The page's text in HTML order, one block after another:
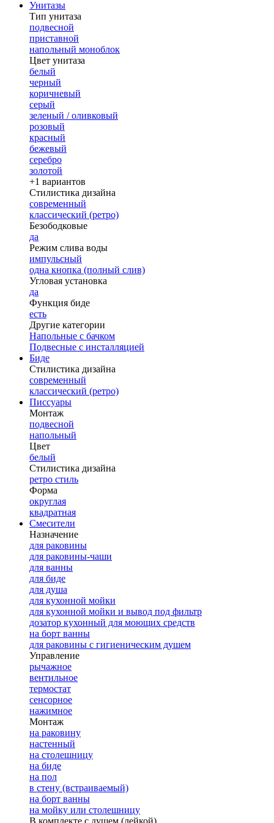
Унитазы
Тип унитаза
подвесной
приставной
напольный моноблок
Цвет унитаза
белый
черный
коричневый
серый
зеленый / оливковый
розовый
красный
бежевый
серебро
золотой
+1 вариантов
Стилистика дизайна
современный
классический (ретро)
Безободковые
да
Режим слива воды
импульсный
одна кнопка (полный слив)
Угловая установка
да
Функция биде
есть
Другие категории
Напольные с бачком
Подвесные с инсталляцией
Биде
Стилистика дизайна
современный
классический (ретро)
Писсуары
Монтаж
подвесной
напольный
Цвет
белый
Стилистика дизайна
ретро стиль
Форма
округлая
квадратная
Смесители
Назначение
для раковины
для раковины-чаши
для ванны
для биде
для душа
для кухонной мойки
для кухонной мойки и вывод под фильтр
дозатор кухонный для моющих средств
на борт ванны
для раковины с гигиеническим душем
Управление
рычажное
вентильное
термостат
сенсорное
нажимное
Монтаж
на раковину
настенный
на столешницу
на биде
на пол
в стену (встраиваемый)
на борт ванны
на мойку или столешницу
В комплекте с душем (лейкой)